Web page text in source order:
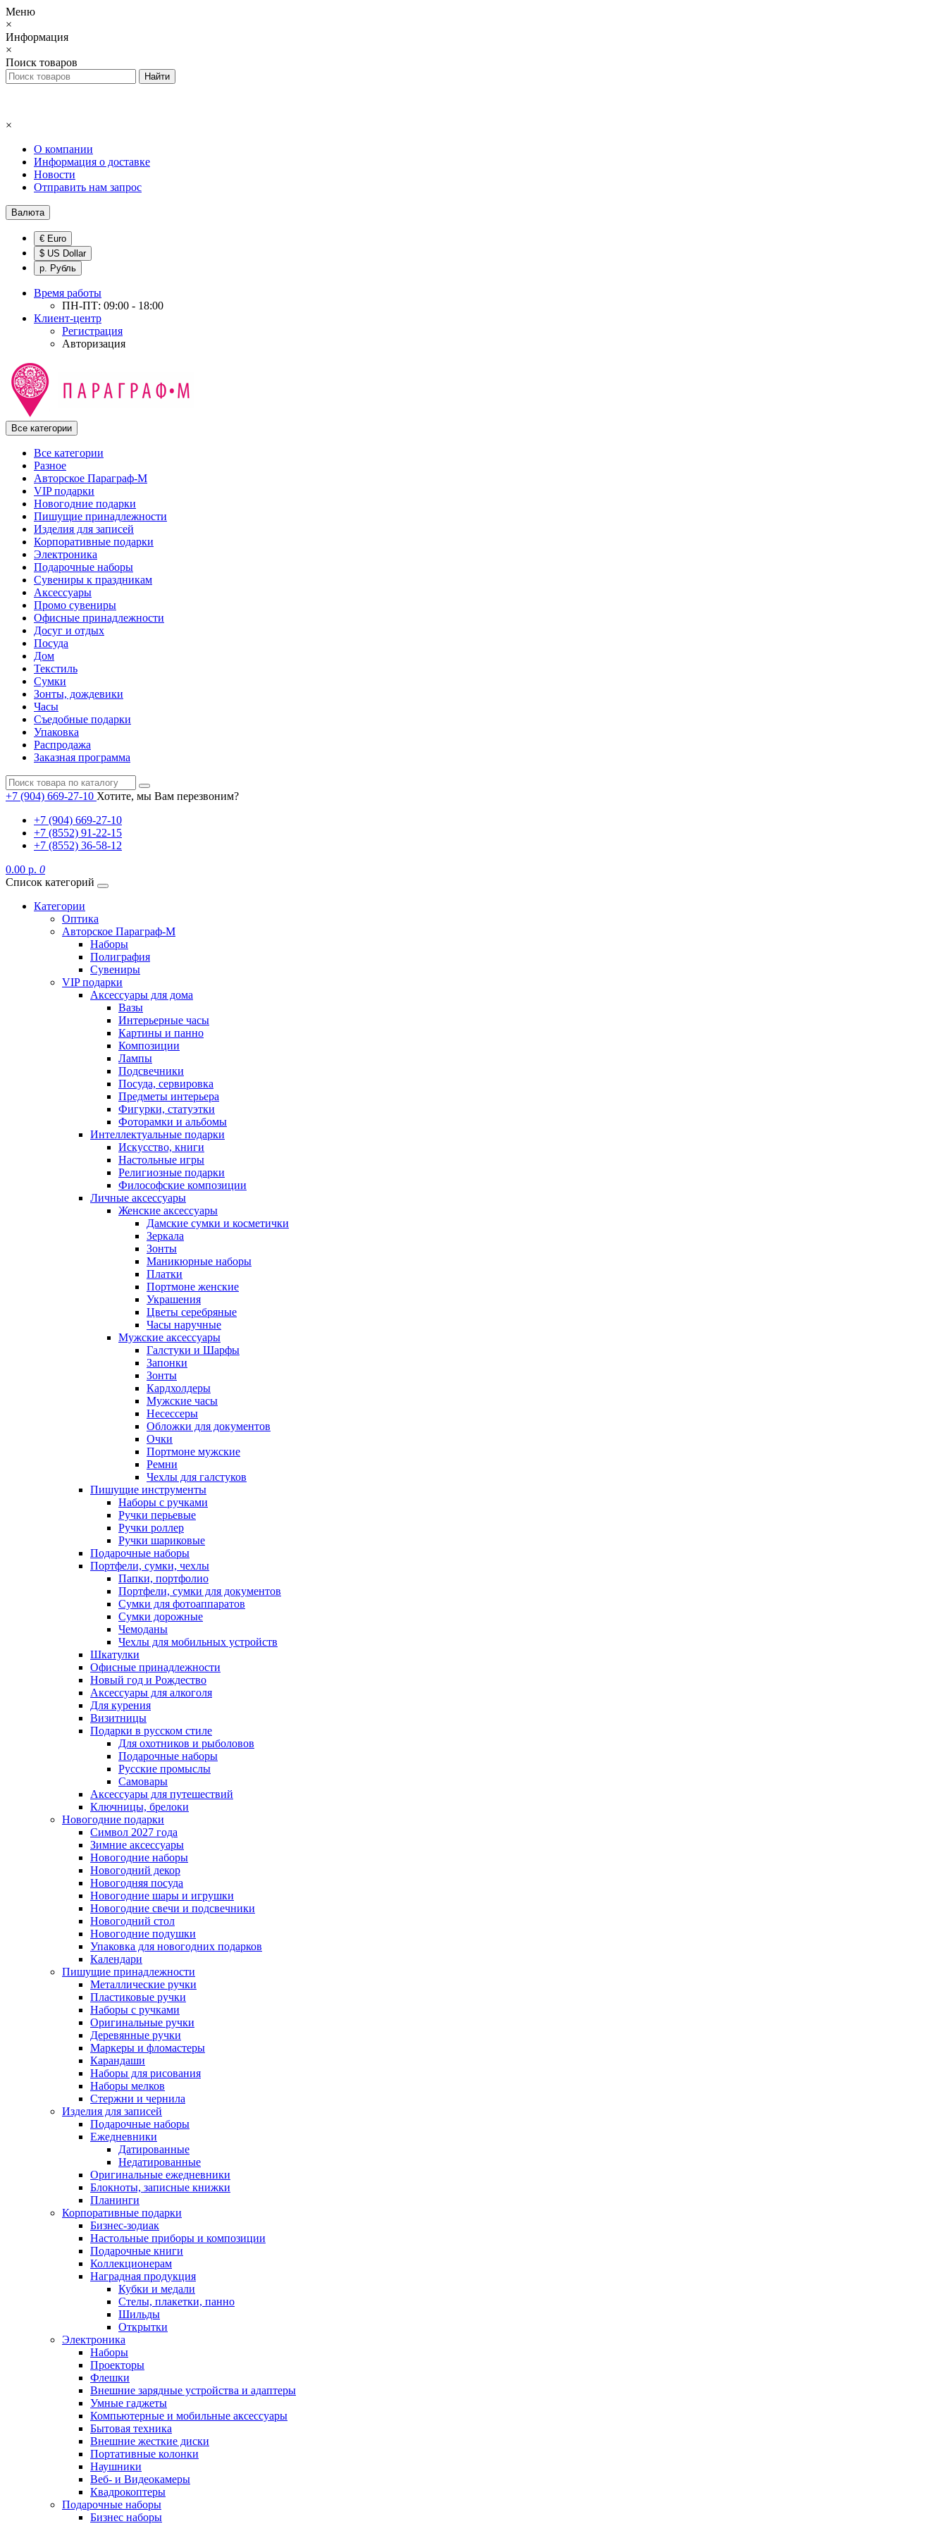
Меню
×
Информация
×
Поиск товаров
×
О компании
Информация о доставке
Новости
Отправить нам запрос
Валюта
€ Euro
$ US Dollar
р. Рубль
Время работы
ПН-ПТ: 09:00 - 18:00
Клиент-центр
Регистрация
Авторизация
Все категории
Все категории
Разное
Авторское Параграф-М
VIP подарки
Новогодние подарки
Пишущие принадлежности
Изделия для записей
Корпоративные подарки
Электроника
Подарочные наборы
Сувениры к праздникам
Аксессуары
Промо сувениры
Офисные принадлежности
Досуг и отдых
Посуда
Дом
Текстиль
Сумки
Зонты, дождевики
Часы
Съедобные подарки
Упаковка
Распродажа
Заказная программа
+7 (904) 669-27-10 Хотите, мы Вам перезвоним?
+7 (904) 669-27-10
+7 (8552) 91-22-15
+7 (8552) 36-58-12
0.00 р. 0
Список категорий
Категории
Оптика
Авторское Параграф-М
Наборы
Полиграфия
Сувениры
VIP подарки
Аксессуары для дома
Вазы
Интерьерные часы
Картины и панно
Композиции
Лампы
Подсвечники
Посуда, сервировка
Предметы интерьера
Фигурки, статуэтки
Фоторамки и альбомы
Интеллектуальные подарки
Искусство, книги
Настольные игры
Религиозные подарки
Философские композиции
Личные аксессуары
Женские аксессуары
Дамские сумки и косметички
Зеркала
Зонты
Маникюрные наборы
Платки
Портмоне женские
Украшения
Цветы серебряные
Часы наручные
Мужские аксессуары
Галстуки и Шарфы
Запонки
Зонты
Кардхолдеры
Мужские часы
Несессеры
Обложки для документов
Очки
Портмоне мужские
Ремни
Чехлы для галстуков
Пишущие инструменты
Наборы с ручками
Ручки перьевые
Ручки роллер
Ручки шариковые
Подарочные наборы
Портфели, сумки, чехлы
Папки, портфолио
Портфели, сумки для документов
Сумки для фотоаппаратов
Сумки дорожные
Чемоданы
Чехлы для мобильных устройств
Шкатулки
Офисные принадлежности
Новый год и Рождество
Аксессуары для алкоголя
Для курения
Визитницы
Подарки в русском стиле
Для охотников и рыболовов
Подарочные наборы
Русские промыслы
Самовары
Аксессуары для путешествий
Ключницы, брелоки
Новогодние подарки
Символ 2027 года
Зимние аксессуары
Новогодние наборы
Новогодний декор
Новогодняя посуда
Новогодние шары и игрушки
Новогодние свечи и подсвечники
Новогодний стол
Новогодние подушки
Упаковка для новогодних подарков
Календари
Пишущие принадлежности
Металлические ручки
Пластиковые ручки
Наборы с ручками
Оригинальные ручки
Деревянные ручки
Маркеры и фломастеры
Карандаши
Наборы для рисования
Наборы мелков
Стержни и чернила
Изделия для записей
Подарочные наборы
Ежедневники
Датированные
Недатированные
Оригинальные ежедневники
Блокноты, записные книжки
Планинги
Корпоративные подарки
Бизнес-зодиак
Настольные приборы и композиции
Подарочные книги
Коллекционерам
Наградная продукция
Кубки и медали
Стелы, плакетки, панно
Шильды
Открытки
Электроника
Наборы
Проекторы
Флешки
Внешние зарядные устройства и адаптеры
Умные гаджеты
Компьютерные и мобильные аксессуары
Бытовая техника
Внешние жесткие диски
Портативные колонки
Наушники
Веб- и Видеокамеры
Квадрокоптеры
Подарочные наборы
Бизнес наборы